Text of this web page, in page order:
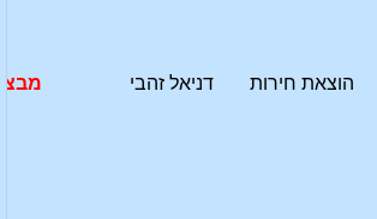
הוצאת חירות דניאל זהבי